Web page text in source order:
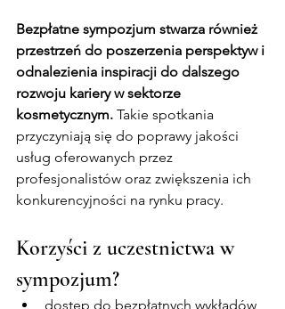
Bezpłatne sympozjum stwarza również
przestrzeń do poszerzenia perspektyw i
odnalezienia inspiracji do dalszego
rozwoju kariery w sektorze
kosmetycznym. Takie spotkania
przyczyniają się do poprawy jakości
usług oferowanych przez
profesjonalistów oraz zwiększenia ich
konkurencyjności na rynku pracy.
Korzyści z uczestnictwa w
sympozjum?
dostęp do bezpłatnych wykładów